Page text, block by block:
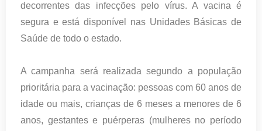
decorrentes das infecções pelo vírus. A vacina é
segura e está disponível nas Unidades Básicas de
Saúde de todo o estado.
A campanha será realizada segundo a população
prioritária para a vacinação: pessoas com 60 anos de
idade ou mais, crianças de 6 meses a menores de 6
anos, gestantes e puérperas (mulheres no período